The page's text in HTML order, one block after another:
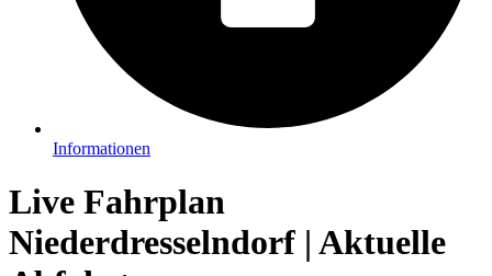
Informationen
Live Fahrplan
Niederdresselndorf | Aktuelle